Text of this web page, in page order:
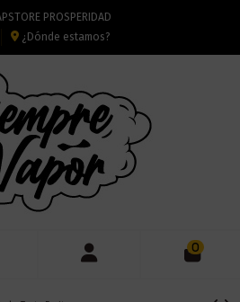
PROSPERIDAD
¿Dónde estamos?
0